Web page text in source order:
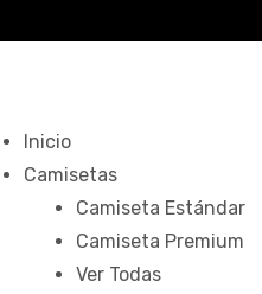
Inicio
Camisetas
Camiseta Estándar
Camiseta Premium
Ver Todas